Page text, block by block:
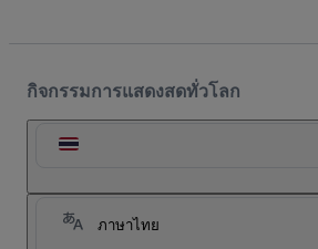
กิจกรรมการแสดงสดทั่วโลก
ภาษาไทย